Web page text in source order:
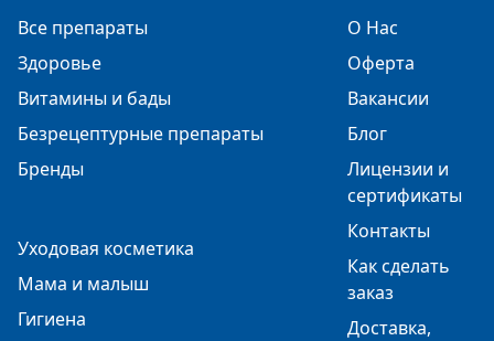
Все препараты
Здоровье
Витамины и бады
Безрецептурные препараты
Бренды
Уходовая косметика
Мама и малыш
Гигиена
О Нас
Оферта
Вакансии
Блог
Лицензии и
сертификаты
Контакты
Как сделать
заказ
Доставка,